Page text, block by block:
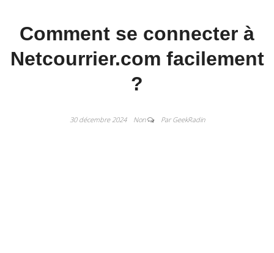
Comment se connecter à
Netcourrier.com facilement
?
30 décembre 2024 Non Par GeekRadin